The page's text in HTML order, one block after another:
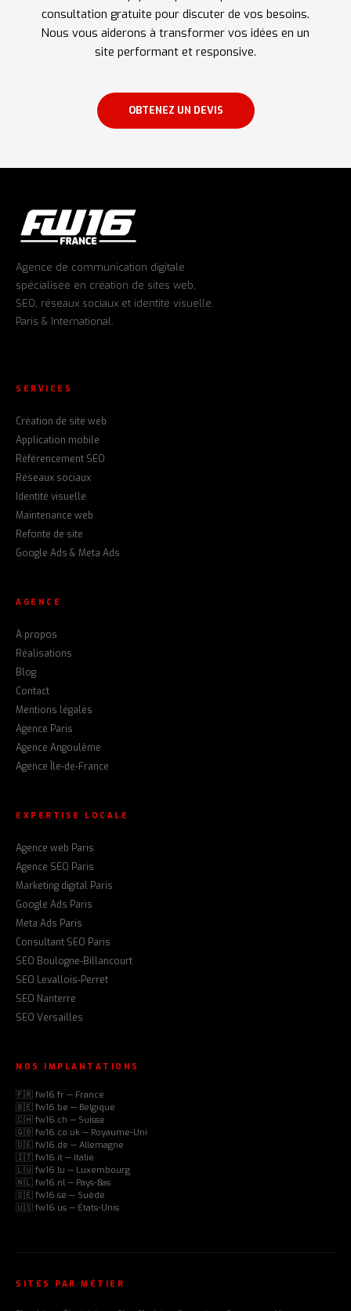
consultation gratuite pour discuter de vos besoins.
Nous vous aiderons à transformer vos idées en un
site performant et responsive.
OBTENEZ UN DEVIS
Agence de communication digitale
spécialisée en création de sites web,
SEO, réseaux sociaux et identité visuelle.
Paris & International.
SERVICES
Création de site web
Application mobile
Référencement SEO
Réseaux sociaux
Identité visuelle
Maintenance web
Refonte de site
Google Ads & Meta Ads
AGENCE
À propos
Réalisations
Blog
Contact
Mentions légales
Agence Paris
Agence Angoulême
Agence Île-de-France
EXPERTISE LOCALE
Agence web Paris
Agence SEO Paris
Marketing digital Paris
Google Ads Paris
Meta Ads Paris
Consultant SEO Paris
SEO Boulogne-Billancourt
SEO Levallois-Perret
SEO Nanterre
SEO Versailles
NOS IMPLANTATIONS
🇫🇷 fw16.fr — France
🇧🇪 fw16.be — Belgique
🇨🇭 fw16.ch — Suisse
🇬🇧 fw16.co.uk — Royaume-Uni
🇩🇪 fw16.de — Allemagne
🇮🇹 fw16.it — Italie
🇱🇺 fw16.lu — Luxembourg
🇳🇱 fw16.nl — Pays-Bas
🇸🇪 fw16.se — Suède
🇺🇸 fw16.us — États-Unis
SITES PAR MÉTIER